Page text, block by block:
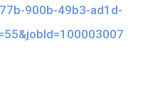
900b-49b3-ad1d-